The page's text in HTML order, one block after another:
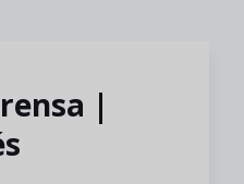
|